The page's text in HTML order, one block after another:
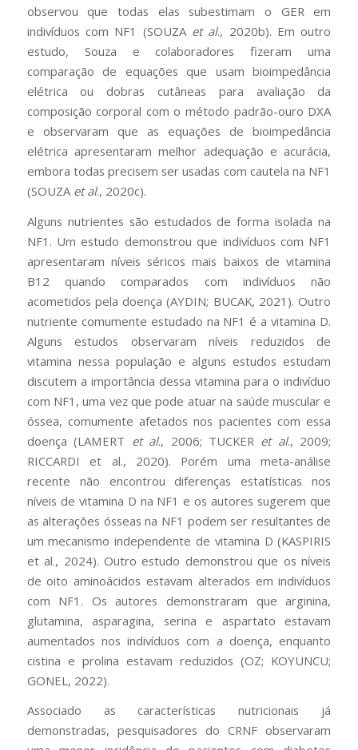
observou que todas elas subestimam o GER em
indivíduos com NF1 (SOUZA et al., 2020b). Em outro
estudo, Souza e colaboradores fizeram uma
comparação de equações que usam bioimpedância
elétrica ou dobras cutâneas para avaliação da
composição corporal com o método padrão-ouro DXA
e observaram que as equações de bioimpedância
elétrica apresentaram melhor adequação e acurácia,
embora todas precisem ser usadas com cautela na NF1
(SOUZA et al., 2020c).
Alguns nutrientes são estudados de forma isolada na
NF1. Um estudo demonstrou que indivíduos com NF1
apresentaram níveis séricos mais baixos de vitamina
B12 quando comparados com indivíduos não
acometidos pela doença (AYDIN; BUCAK, 2021). Outro
nutriente comumente estudado na NF1 é a vitamina D.
Alguns estudos observaram níveis reduzidos de
vitamina nessa população e alguns estudos estudam
discutem a importância dessa vitamina para o indivíduo
com NF1, uma vez que pode atuar na saúde muscular e
óssea, comumente afetados nos pacientes com essa
doença (LAMERT et al., 2006; TUCKER et al., 2009;
RICCARDI et al., 2020). Porém uma meta-análise
recente não encontrou diferenças estatísticas nos
níveis de vitamina D na NF1 e os autores sugerem que
as alterações ósseas na NF1 podem ser resultantes de
um mecanismo independente de vitamina D (KASPIRIS
et al., 2024). Outro estudo demonstrou que os níveis
de oito aminoácidos estavam alterados em indivíduos
com NF1. Os autores demonstraram que arginina,
glutamina, asparagina, serina e aspartato estavam
aumentados nos indivíduos com a doença, enquanto
cistina e prolina estavam reduzidos (OZ; KOYUNCU;
GONEL, 2022).
Associado as características nutricionais já
demonstradas, pesquisadores do CRNF observaram